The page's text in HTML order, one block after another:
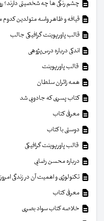
چشم رنگی ها چه شخصیتی دارند؟
قیافه و ظاهر واسه متولدین کدوم
قالب پاورپوینت گرافیکی جالب
اندکی درباره درس‌پژوهی
قالب پاورپوینت
همه زائران سلطان
کتاب پسری که جادویی شد
معرفی کتاب
دوستی با کتاب
قالب پاورپوینت گرافیکی
درباره محسن رضایی
تکنولوژی و اهمیت آن در زندگی
معرفی کتاب
خلاصه کتاب سواد بصری